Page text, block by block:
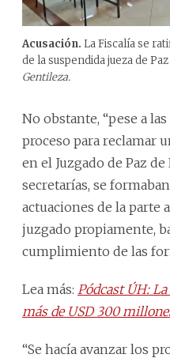
Acusación. La Fiscalía se
de la suspendida jueza de
Gentileza.
No obstante, “pese a
proceso para reclamar
en el Juzgado de Paz
secretarías, se
actuaciones de la parte
juzgado propiamente,
cumplimiento de las
Lea más: Pódcast ÚH:
más de USD 300
“Se hacía avanzar los